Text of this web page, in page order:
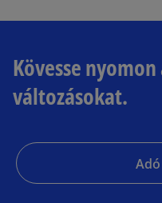
n
w
t
a
Kövesse
változásokat.